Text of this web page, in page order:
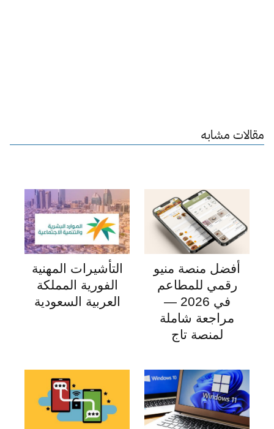
مقالات مشابه
أفضل منصة منيو
رقمي للمطاعم
في 2026 —
مراجعة شاملة
لمنصة تاج
التأشيرات المهنية
الفورية المملكة
العربية السعودية